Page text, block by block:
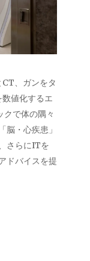
、ガンをタ
値化するエ
で体の隅々
脳・心疾患」
さらにITを
ドバイスを提